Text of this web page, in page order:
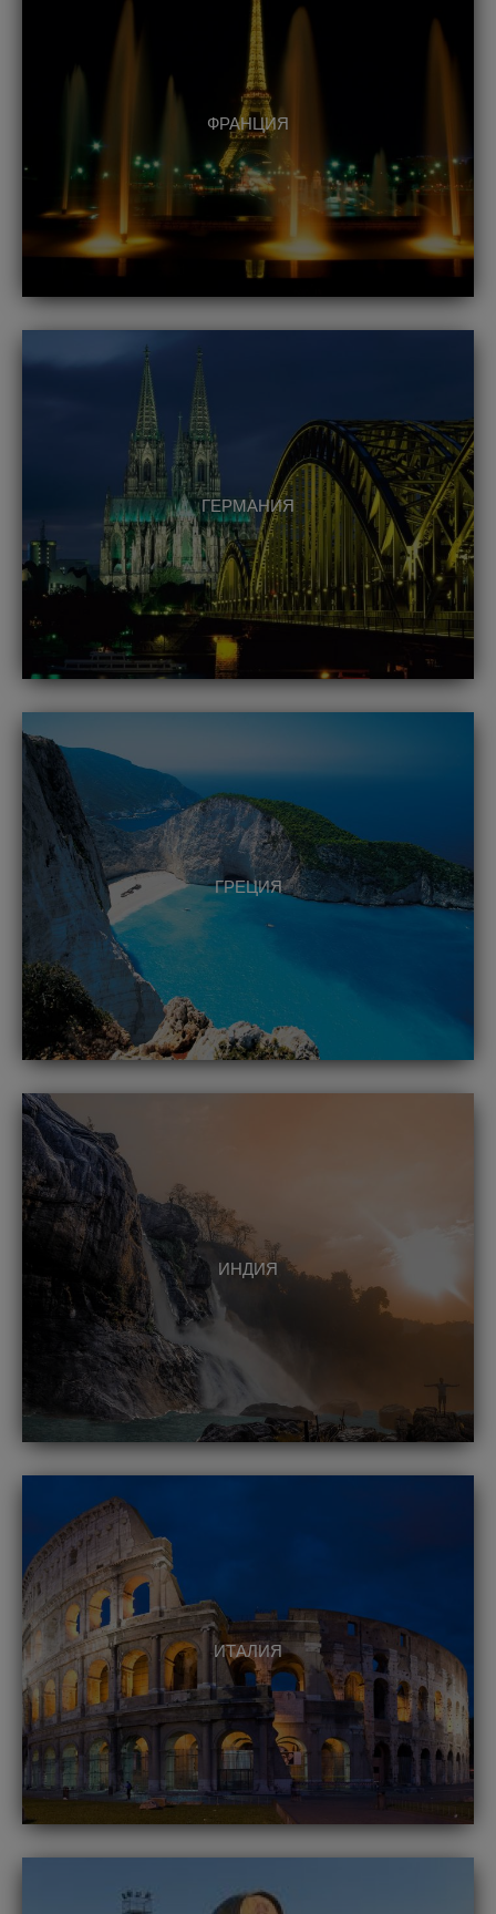
ФРАНЦИЯ
ГЕРМАНИЯ
ГРЕЦИЯ
ИНДИЯ
ИТАЛИЯ